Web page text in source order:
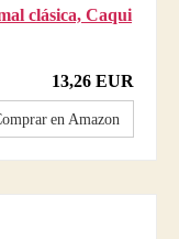
clásica, Caqui
13,26 EUR
en Amazon